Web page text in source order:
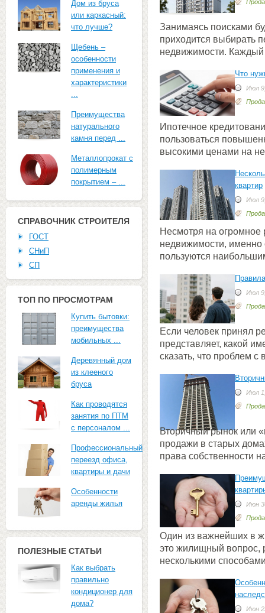
Дом из бруса
или каркасный:
что лучше?
Щебень –
особенности
применения и
характеристики
...
Преимущества
натурального
камня перед ...
Металлопрокат с
полимерным
покрытием – ...
СПРАВОЧНИК СТРОИТЕЛЯ
ГОСТ
СНиП
СП
ТОП ПО ПРОСМОТРАМ
Купить бытовки:
преимущества
мобильных ...
Деревянный дом
из клееного
бруса
Как проводятся
занятия по ПТМ
с персоналом ...
Профессиональный
переезд офиса,
квартиры и дачи
Особенности
аренды жилья
ПОЛЕЗНЫЕ СТАТЬИ
Как выбрать
правильно
кондиционер для
дома?
Занимаясь поисками
приходится выбирать
недвижимости. Каждый
Что
Июл
Ипотечное
пользоваться
высокими ценами на
квартир
Июл
Несмотря на огромное
недвижимости,
пользуются
Июл
Если человек принял
представляет, какой
сказать, что проблем
Июл
Вторичный рынок или
продажи в старых
права собственности
Июн
Один из важнейших в
это жилищный вопрос,
несколькими
Июн